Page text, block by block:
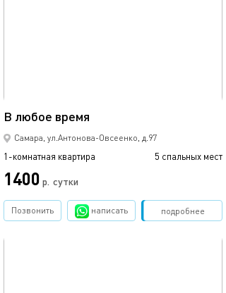
В любое время
Самара, ул.Антонова-Овсеенко, д.97
1-комнатная квартира 5 спальных мест
1400 р. сутки
подробнее
Позвонить написать Забронировать